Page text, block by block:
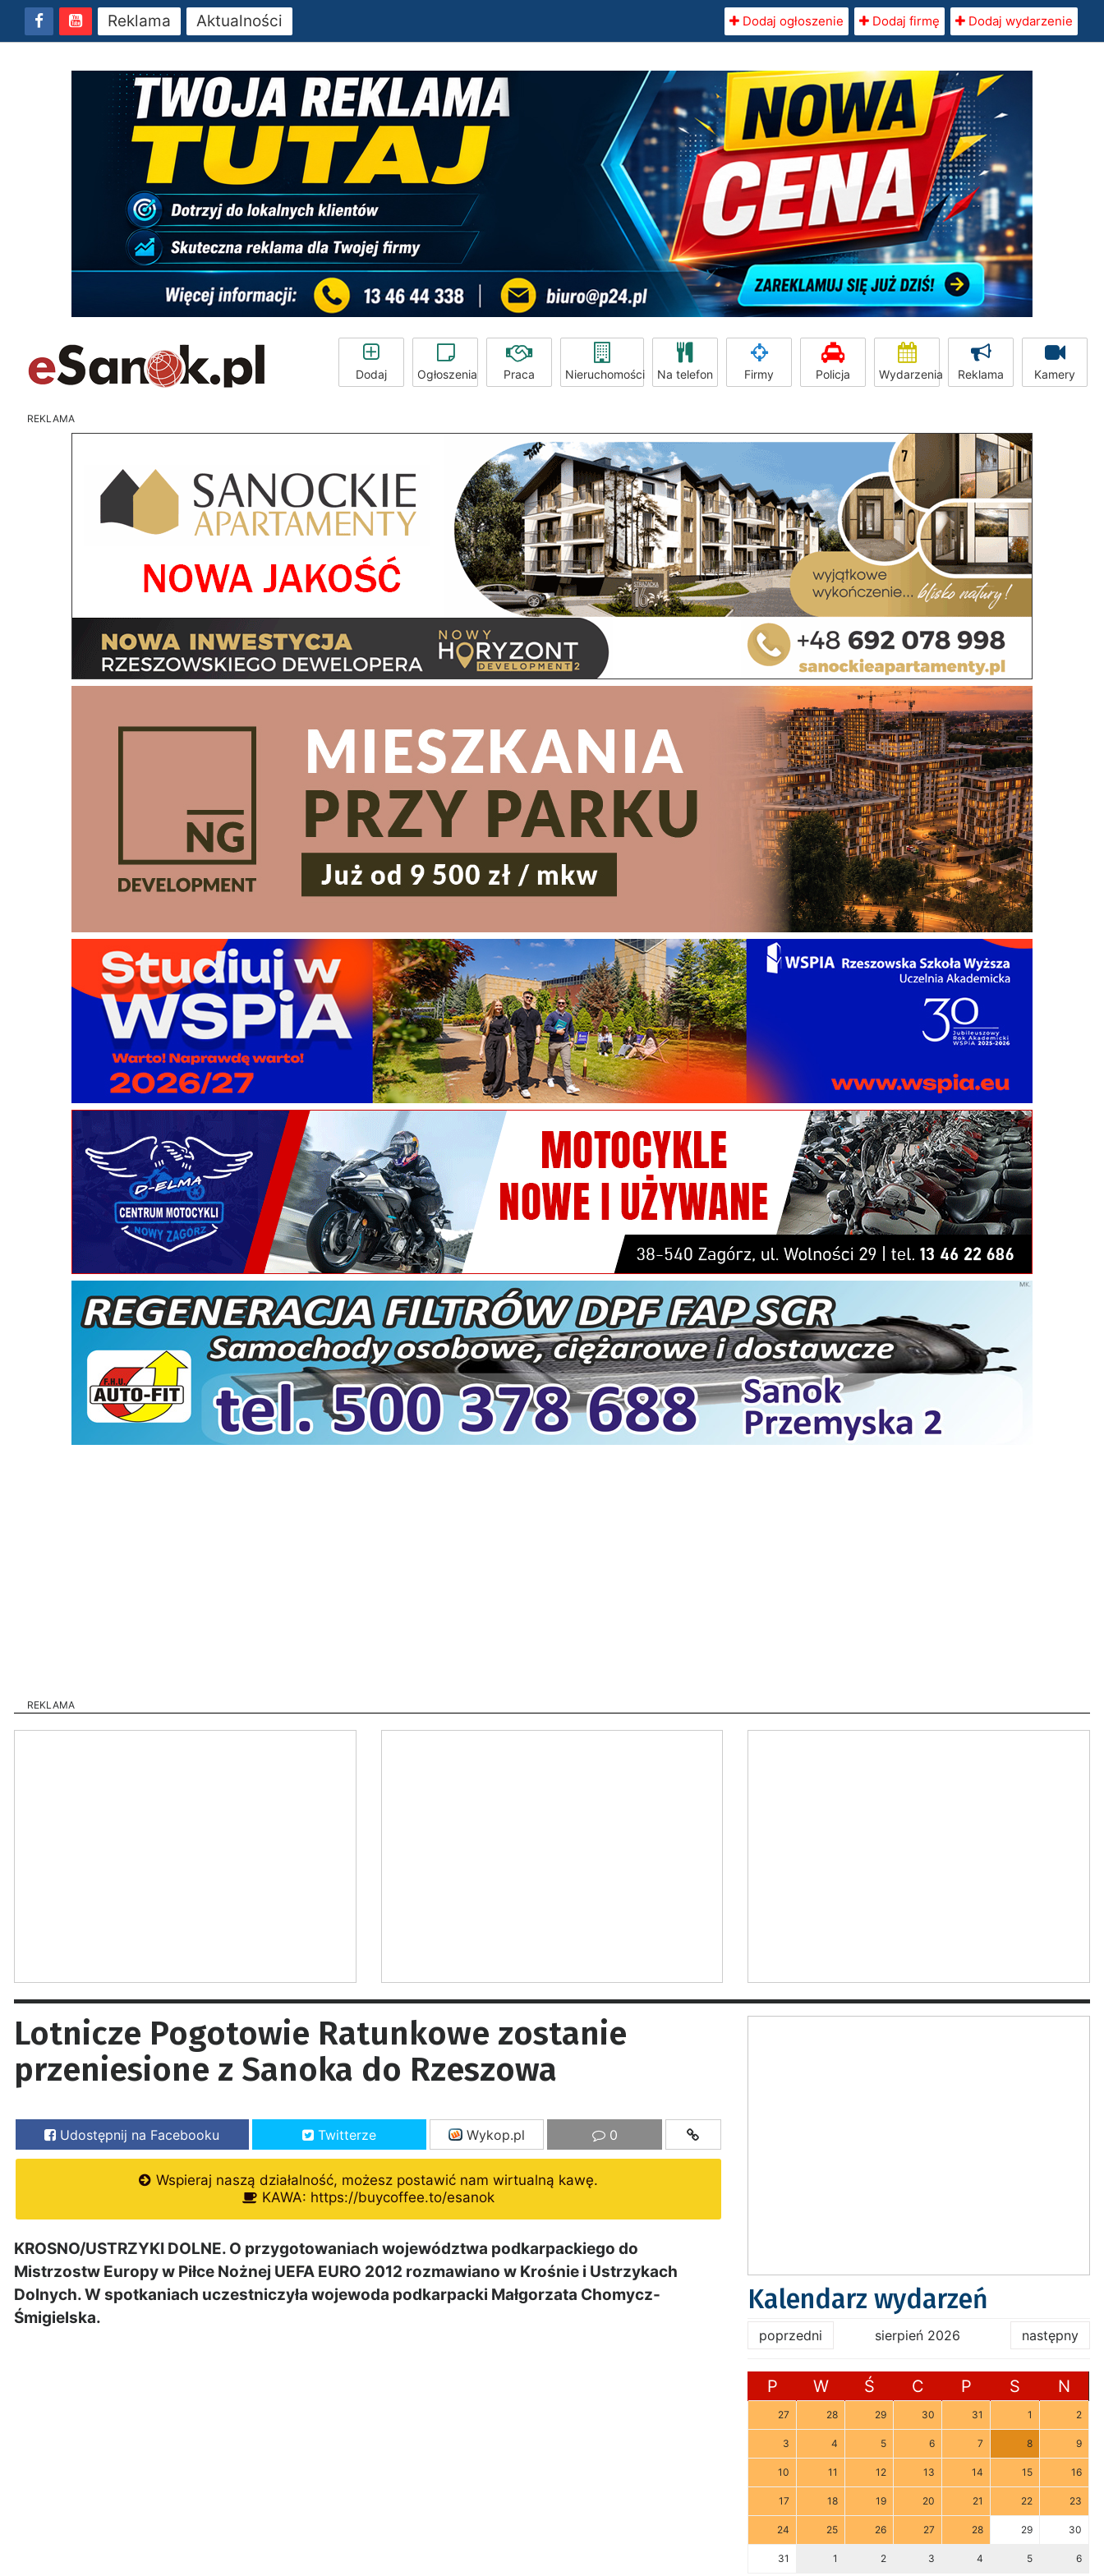
Reklama Aktualności Dodaj ogłoszenie Dodaj firmę Dodaj wydarzenie
Dodaj Ogłoszenia Praca Nieruchomości Na telefon Firmy Policja Wydarzenia Reklama Kamery
REKLAMA
REKLAMA
Lotnicze Pogotowie Ratunkowe zostanie
przeniesione z Sanoka do Rzeszowa
Udostępnij na Facebooku Twitterze Wykop.pl 0
Wspieraj naszą działalność, możesz postawić nam wirtualną kawę.
KAWA: https://buycoffee.to/esanok
KROSNO/USTRZYKI DOLNE. O przygotowaniach województwa podkarpackiego do
Mistrzostw Europy w Piłce Nożnej UEFA EURO 2012 rozmawiano w Krośnie i Ustrzykach
Dolnych. W spotkaniach uczestniczyła wojewoda podkarpacki Małgorzata Chomycz-
Śmigielska.
Kalendarz wydarzeń
poprzedni sierpień 2026 następny
P W Ś C P S N
27 28 29 30 31 1 2
3 4 5 6 7 8 9
10 11 12 13 14 15 16
17 18 19 20 21 22 23
24 25 26 27 28 29 30
31 1 2 3 4 5 6